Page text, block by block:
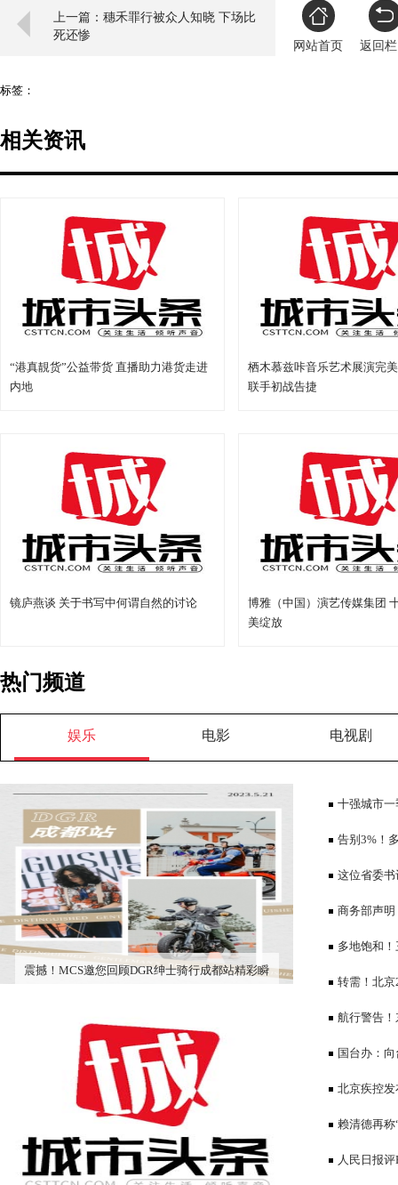
上一篇：穗禾罪行被众人知晓 下场比
死还惨
网站首页
返回
标签：
相关资讯
“港真靚货”公益带货 直播助力港货走进
内地
栖木慕兹咔音乐艺术展演完
联手初战告捷
镜庐燕谈 关于书写中何谓自然的讨论
博雅（中国）演艺传媒集团
美绽放
热门频道
娱乐 电影 电视剧
震撼！MCS邀您回顾DGR绅士骑行成都站精彩瞬
十强城市一
成都超苏州
告别3%！
3000元利息
这位省委
10位女干部
商务部声
多地饱和
竞争仍是市
转需！北京
航行警告
国台办：
深切哀悼
北京疾控
戴口罩
赖清德再称
办回应
人民日报